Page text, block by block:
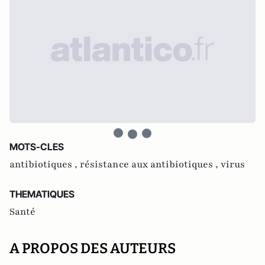
MOTS-CLES
antibiotiques , résistance aux antibiotiques , virus
THEMATIQUES
Santé
A PROPOS DES AUTEURS